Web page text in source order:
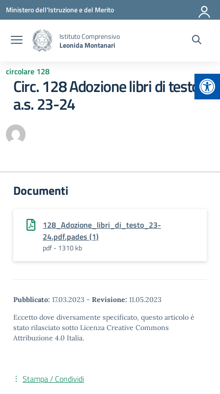
Vai ai contenuti
Vai al menu di navigazione
Vai al footer
Ministero dell'Istruzione e del Merito
Istituto Comprensivo
Leonida Montanari
circolare 128
Circ. 128 Adozione libri di testo
a.s. 23-24
Documenti
128_Adozione_libri_di_testo_23-
24.pdf.pades (1)
pdf - 1310 kb
Pubblicato: 17.03.2023 - Revisione: 11.05.2023
Eccetto dove diversamente specificato, questo articolo è
stato rilasciato sotto Licenza Creative Commons
Attribuzione 4.0 Italia.
Stampa / Condividi